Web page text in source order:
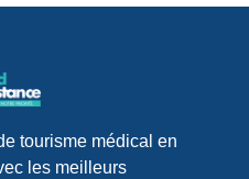
tourisme médical en
les meilleurs